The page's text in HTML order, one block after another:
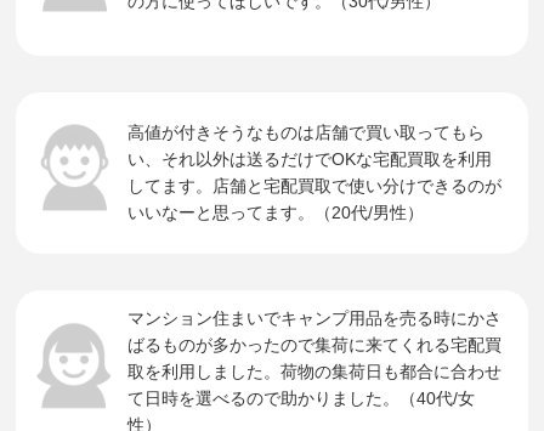
高値が付きそうなものは店舗で買い取ってもら
い、それ以外は送るだけでOKな宅配買取を利用
してます。店舗と宅配買取で使い分けできるのが
いいなーと思ってます。（20代/男性）
マンション住まいでキャンプ用品を売る時にかさ
ばるものが多かったので集荷に来てくれる宅配買
取を利用しました。荷物の集荷日も都合に合わせ
て日時を選べるので助かりました。（40代/女
性）